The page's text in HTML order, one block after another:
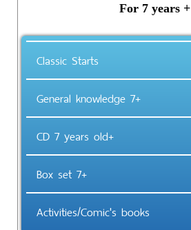
For 7 years +
Classic Starts
General knowledge 7+
CD 7 years old+
Box set 7+
Activities/Comic's books